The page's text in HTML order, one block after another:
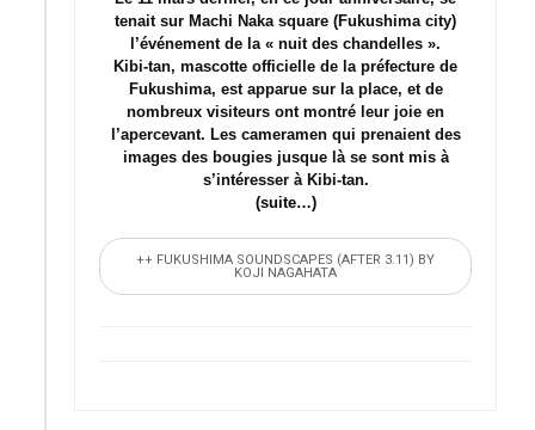
tenait sur Machi Naka square (Fukushima city)
l’événement de la « nuit des chandelles ».
Kibi-tan, mascotte officielle de la préfecture de
Fukushima, est apparue sur la place, et de
nombreux visiteurs ont montré leur joie en
l’apercevant. Les cameramen qui prenaient des
images des bougies jusque là se sont mis à
s’intéresser à Kibi-tan.
(suite…)
++ FUKUSHIMA SOUNDSCAPES (AFTER 3.11) BY
KOJI NAGAHATA